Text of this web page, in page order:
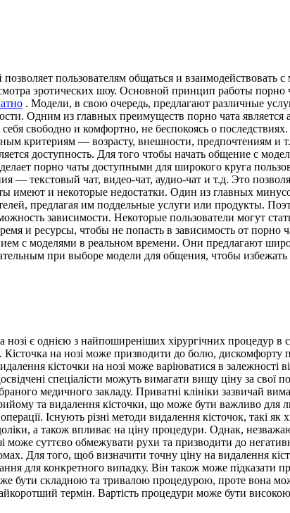
пользователям общаться и взаимодействовать
эротических шоу. Основной принцип работы порно
. Модели, в свою очередь, предлагают различные
Одним из главных преимуществ порно чата является
свободно и комфортно, не беспокоясь о
критериям — возрасту, внешности, предпочтениям и
доступность. Для того чтобы начать общение с
порно чаты доступными для широкого круга
— текстовый чат, видео-чат, аудио-чат и т.д. Это
и некоторые недостатки. Один из главных
предлагая им поддельные услуги или продукты.
зависимости. Некоторые пользователи могут
и ресурсы, чтобы не попасть в зависимость от
с моделями в реальном времени. Они предлагают
при выборе модели для общения, чтобы избежать
нозі є однією з найпоширеніших хірургічних процедур
на нозі може призводити до болю, дискомфорту
кісточки на нозі може варіюватися в залежності
спеціалісти можуть вимагати вищу ціну за свої
медичного закладу. Приватні клініки зазвичай
та видалення кісточки, що може бути важливо
Існують різні методи видалення кісточок, такі як
а також впливає на ціну процедури. Однак,
суттєво обмежувати рухи та призводити до
Для того, щоб визначити точну ціну на видалення
для конкретного випадку. Він також може підказати
бути складною та тривалою процедурою, проте вона
термін. Вартість процедури може бути